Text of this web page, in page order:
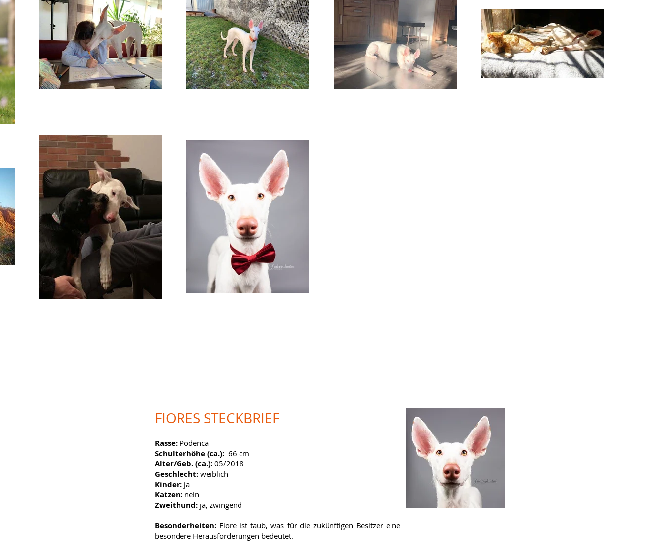
FIORES STECKBRIEF
Rasse: Podenca
Schulterhöhe (ca.): 66 cm
Alter/Geb. (ca.): 05/2018
Geschlecht: weiblich
Kinder: ja
Katzen: nein
Zweithund: ja, zwingend
Besonderheiten: Fiore ist taub, was für die zukünftigen Besitzer eine
besondere Herausforderungen bedeutet.